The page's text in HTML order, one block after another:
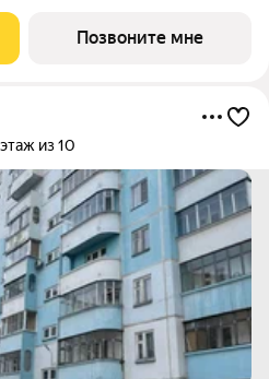
всего в 12 минутах от
Позвоните мне
из 10